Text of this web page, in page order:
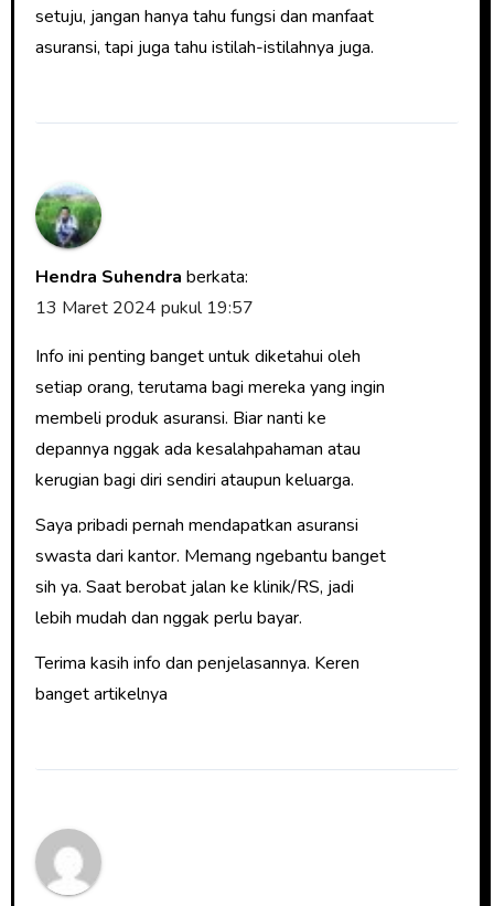
setuju, jangan hanya tahu fungsi dan manfaat
asuransi, tapi juga tahu istilah-istilahnya juga.
Hendra Suhendra berkata:
13 Maret 2024 pukul 19:57
Info ini penting banget untuk diketahui oleh
setiap orang, terutama bagi mereka yang ingin
membeli produk asuransi. Biar nanti ke
depannya nggak ada kesalahpahaman atau
kerugian bagi diri sendiri ataupun keluarga.
Saya pribadi pernah mendapatkan asuransi
swasta dari kantor. Memang ngebantu banget
sih ya. Saat berobat jalan ke klinik/RS, jadi
lebih mudah dan nggak perlu bayar.
Terima kasih info dan penjelasannya. Keren
banget artikelnya